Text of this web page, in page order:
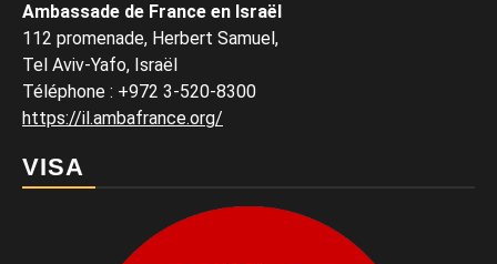
Ambassade de France en Israël
112 promenade, Herbert Samuel,
Tel Aviv-Yafo, Israël
Téléphone : +972 3-520-8300
https://il.ambafrance.org/
VISA